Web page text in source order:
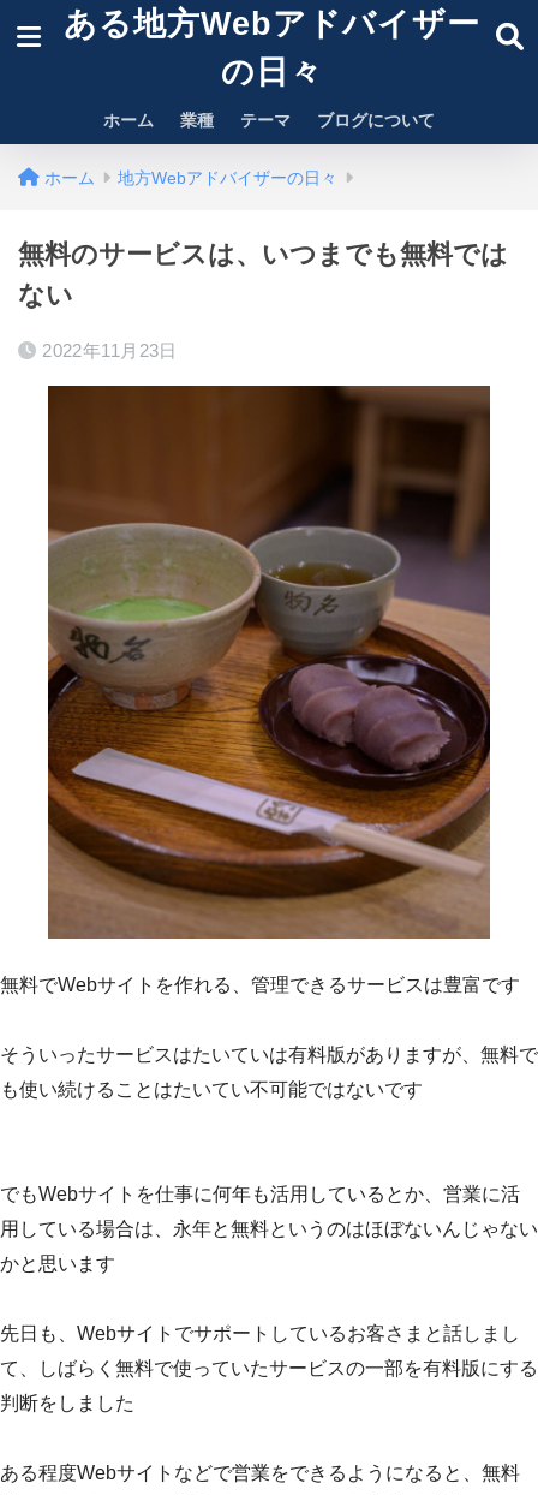
ある地方Webアドバイザー
の日々
ホーム 業種 テーマ ブログについて
ホーム 地方Webアドバイザーの日々
無料のサービスは、いつまでも無料では
ない
2022年11月23日
無料でWebサイトを作れる、管理できるサービスは豊富です
そういったサービスはたいていは有料版がありますが、無料で
も使い続けることはたいてい不可能ではないです
でもWebサイトを仕事に何年も活用しているとか、営業に活
用している場合は、永年と無料というのはほぼないんじゃない
かと思います
先日も、Webサイトでサポートしているお客さまと話しまし
て、しばらく無料で使っていたサービスの一部を有料版にする
判断をしました
ある程度Webサイトなどで営業をできるようになると、無料